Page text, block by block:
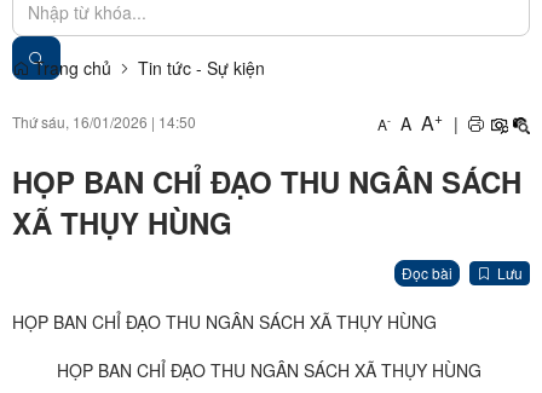
Trang chủ Tin tức - Sự kiện
Thứ sáu, 16/01/2026 | 14:50 A- A A+ |
HỌP BAN CHỈ ĐẠO THU NGÂN SÁCH
XÃ THỤY HÙNG
Đọc bài Lưu
HỌP BAN CHỈ ĐẠO THU NGÂN SÁCH XÃ THỤY HÙNG
HỌP BAN CHỈ ĐẠO THU NGÂN SÁCH XÃ THỤY HÙNG